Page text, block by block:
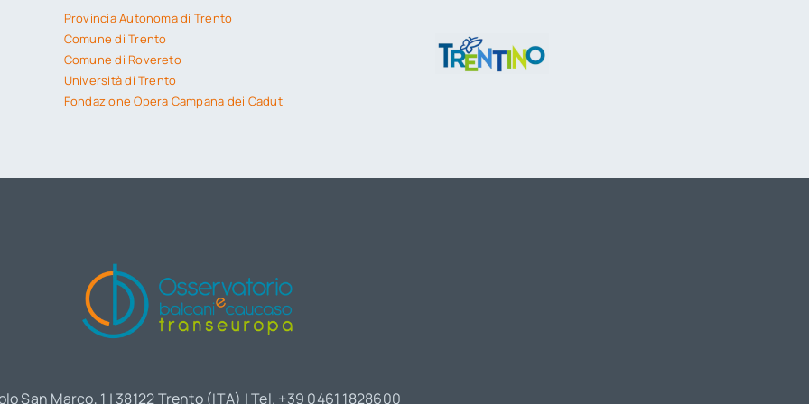
Provincia Autonoma di Trento
Comune di Trento
Comune di Rovereto
Università di Trento
Fondazione Opera Campana dei Caduti
San Marco, 1 | 38122 Trento (ITA) | Tel. +39 0461 1828600